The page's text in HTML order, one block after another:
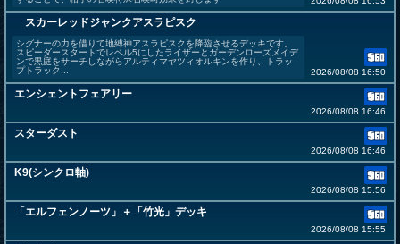
スカーレッドジャンクアスラピスク
シグナーの力を借りて地縛神アスラピスクを降臨させるデッキです。
スピーダースタートでレベル5にしたライザーとガーデンローズメイデ
ンで黒庭をサーチしながらアルティマヤツィオルキンを作り、トラッ
プトラック...
2026/08/08 16:50
エンシェントフェアリー
2026/08/08 16:46
スターダスト
2026/08/08 16:46
K9(シンクロ軸)
2026/08/08 15:56
「エルフェンノーツ」＋「竹光」デッキ
2026/08/08 15:55